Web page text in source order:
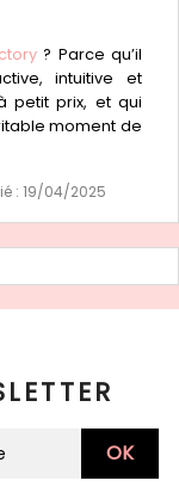
? Parce qu’il
intuitive et
petit prix, et qui
moment de
: 19/04/2025